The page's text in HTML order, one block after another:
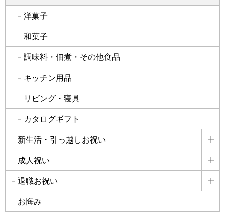
洋菓子
和菓子
調味料・佃煮・その他食品
キッチン用品
リビング・寝具
カタログギフト
新生活・引っ越しお祝い
詳
成人祝い
詳
退職お祝い
詳
お悔み